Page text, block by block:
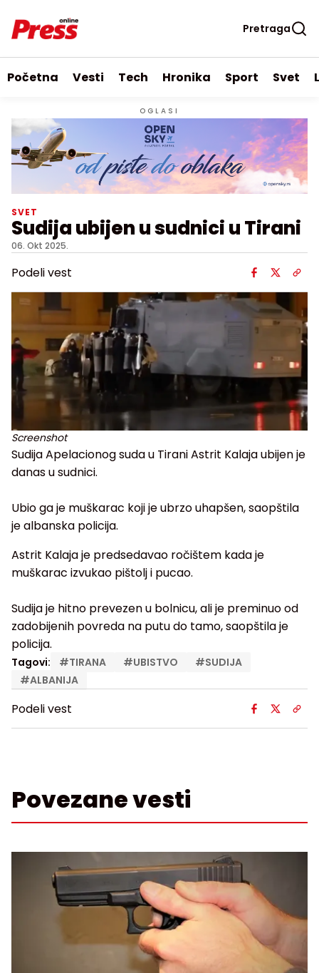
Pretraga
Početna Vesti Tech Hronika Sport Svet
OGLASI
SVET
Sudija ubijen u sudnici u Tirani
06. Okt 2025.
Podeli vest
Screenshot
Sudija Apelacionog suda u Tirani Astrit Kalaja ubijen je
danas u sudnici.
Ubio ga je muškarac koji je ubrzo uhapšen, saopštila
je albanska policija.
Astrit Kalaja je predsedavao ročištem kada je
muškarac izvukao pištolj i pucao.
Sudija je hitno prevezen u bolnicu, ali je preminuo od
zadobijenih povreda na putu do tamo, saopštila je
policija.
Tagovi: #TIRANA #UBISTVO #SUDIJA
#ALBANIJA
Podeli vest
Povezane vesti